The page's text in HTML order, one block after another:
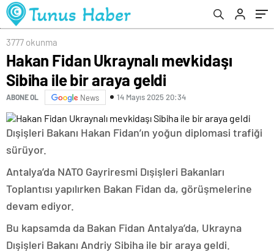
3777 okunma
Hakan Fidan Ukraynalı mevkidaşı
Sibiha ile bir araya geldi
ABONE OL News 14 Mayıs 2025 20:34
Dışişleri Bakanı Hakan Fidan’ın yoğun diplomasi trafiği
sürüyor.
Antalya’da NATO Gayriresmi Dışişleri Bakanları
Toplantısı yapılırken Bakan Fidan da, görüşmelerine
devam ediyor.
Bu kapsamda da Bakan Fidan Antalya’da, Ukrayna
Dışişleri Bakanı Andriy Sibiha ile bir araya geldi.